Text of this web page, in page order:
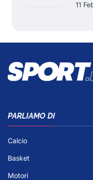
11
PARLIAMO DI
Calcio
Basket
Motori